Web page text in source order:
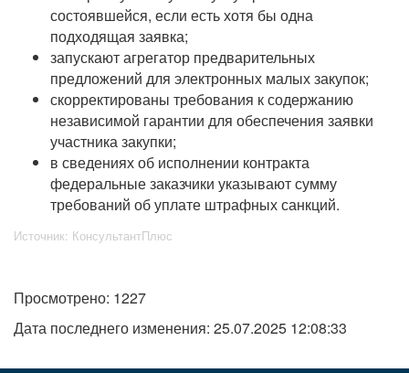
состоявшейся, если есть хотя бы одна
подходящая заявка;
запускают агрегатор предварительных
предложений для электронных малых закупок;
скорректированы требования к содержанию
независимой гарантии для обеспечения заявки
участника закупки;
в сведениях об исполнении контракта
федеральные заказчики указывают сумму
требований об уплате штрафных санкций.
Источник: КонсультантПлюс
Просмотрено: 1227
Дата последнего изменения: 25.07.2025 12:08:33